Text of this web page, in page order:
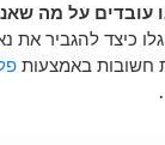
כיצד להגביר את
חשובות באמצעות